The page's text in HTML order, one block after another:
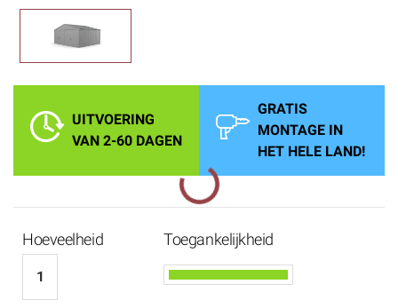
UITVOERING
VAN 2-60 DAGEN
GRATIS
MONTAGE IN
HET HELE LAND!
Hoeveelheid Toegankelijkheid